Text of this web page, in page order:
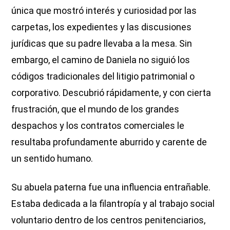
única que mostró interés y curiosidad por las
carpetas, los expedientes y las discusiones
jurídicas que su padre llevaba a la mesa. Sin
embargo, el camino de Daniela no siguió los
códigos tradicionales del litigio patrimonial o
corporativo. Descubrió rápidamente, y con cierta
frustración, que el mundo de los grandes
despachos y los contratos comerciales le
resultaba profundamente aburrido y carente de
un sentido humano.
Su abuela paterna fue una influencia entrañable.
Estaba dedicada a la filantropía y al trabajo social
voluntario dentro de los centros penitenciarios,